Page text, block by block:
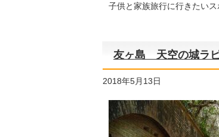
子供と家族旅行に行きたい
友ヶ島 天空の城ラ
2018年5月13日